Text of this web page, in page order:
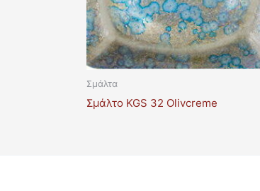
Σμάλτα
Σμάλτο KGS 32 Olivcreme